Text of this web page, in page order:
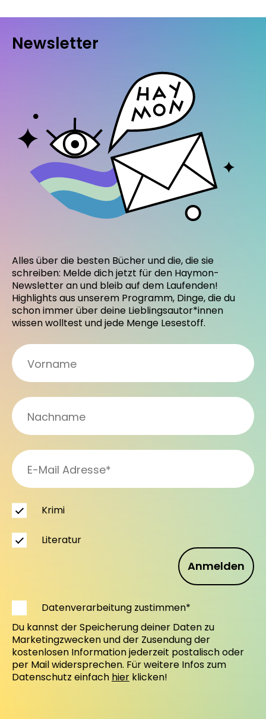
Newsletter
Alles über die besten Bücher und die, die sie
schreiben: Melde dich jetzt für den Haymon-
Newsletter an und bleib auf dem Laufenden!
Highlights aus unserem Programm, Dinge, die du
schon immer über deine Lieblingsautor*innen
wissen wolltest und jede Menge Lesestoff.
Anmelden
Krimi
Literatur
Datenverarbeitung zustimmen*
Du kannst der Speicherung deiner Daten zu
Marketingzwecken und der Zusendung der
kostenlosen Information jederzeit postalisch oder
per Mail widersprechen. Für weitere Infos zum
Datenschutz einfach hier klicken!